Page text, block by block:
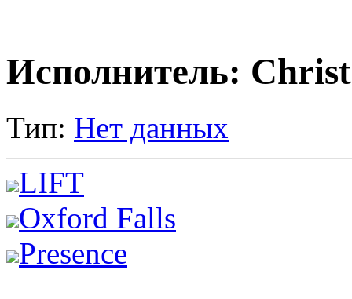
Исполнитель:
Тип: Нет данных
LIFT
Oxford Falls
Presence